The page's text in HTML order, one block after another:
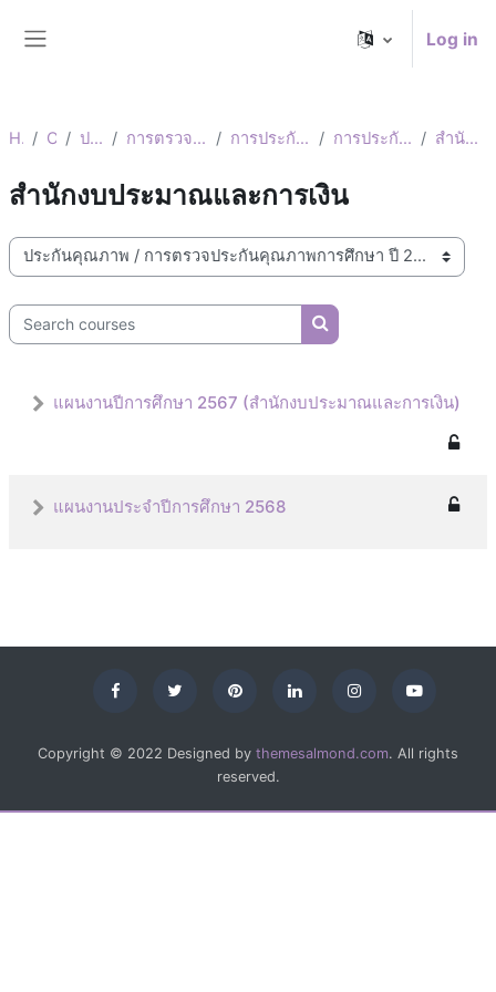
Log in
Home Courses ประกันคุณภาพ การตรวจประกันคุณภาพการศึกษา ปี 2567 การประกันคุณภาพภายในระดับหน่วยงาน การประกันคุณภาพภายในระดับหน่วยงาน สำนักงบประมาณและการเงิน
สำนักงบประมาณและการเงิน
Course categories
Search courses
Search courses
แผนงานปีการศึกษา 2567 (สำนักงบประมาณและการเงิน)
แผนงานประจำปีการศึกษา 2568
noree kalapook
Copyright © 2022 Designed by themesalmond.com. All rights
reserved.